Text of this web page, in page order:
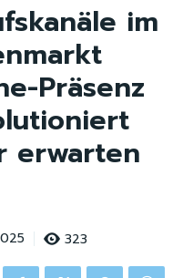
im
Präsenz
erwarten
323